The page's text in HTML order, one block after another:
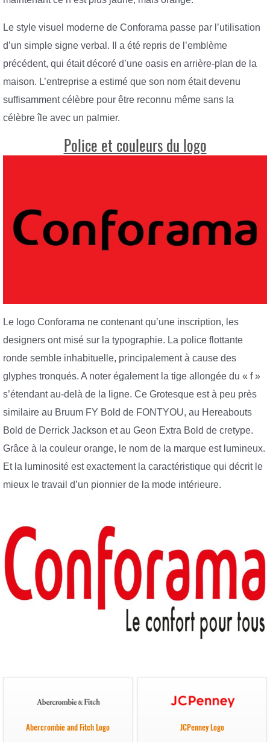
Le style visuel moderne de Conforama passe par l’utilisation
d’un simple signe verbal. Il a été repris de l’emblème
précédent, qui était décoré d’une oasis en arrière-plan de la
maison. L’entreprise a estimé que son nom était devenu
suffisamment célèbre pour être reconnu même sans la
célèbre île avec un palmier.
Police et couleurs du logo
Le logo Conforama ne contenant qu’une inscription, les
designers ont misé sur la typographie. La police flottante
ronde semble inhabituelle, principalement à cause des
glyphes tronqués. A noter également la tige allongée du « f »
s’étendant au-delà de la ligne. Ce Grotesque est à peu près
similaire au Bruum FY Bold de FONTYOU, au Hereabouts
Bold de Derrick Jackson et au Geon Extra Bold de cretype.
Grâce à la couleur orange, le nom de la marque est lumineux.
Et la luminosité est exactement la caractéristique qui décrit le
mieux le travail d’un pionnier de la mode intérieure.
Abercrombie and Fitch Logo JCPenney Logo